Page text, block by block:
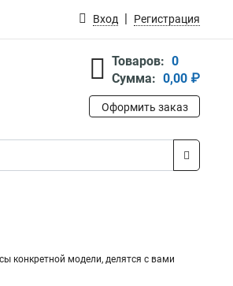
Вход Регистрация
Товаров: 0
Сумма: 0,00 ₽
Оформить заказ
конкретной модели, делятся с вами